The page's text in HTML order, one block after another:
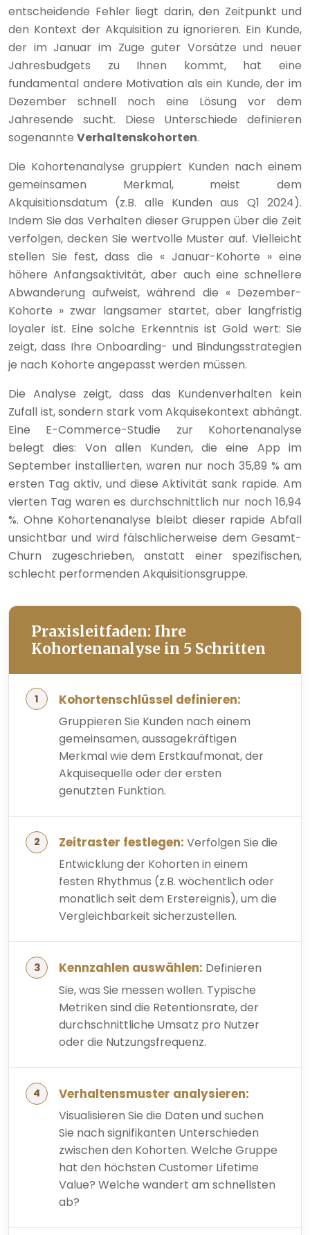
entscheidende Fehler liegt darin, den Zeitpunkt und
den Kontext der Akquisition zu ignorieren. Ein Kunde,
der im Januar im Zuge guter Vorsätze und neuer
Jahresbudgets zu Ihnen kommt, hat eine
fundamental andere Motivation als ein Kunde, der im
Dezember schnell noch eine Lösung vor dem
Jahresende sucht. Diese Unterschiede definieren
sogenannte Verhaltenskohorten.
Die Kohortenanalyse gruppiert Kunden nach einem
gemeinsamen Merkmal, meist dem
Akquisitionsdatum (z.B. alle Kunden aus Q1 2024).
Indem Sie das Verhalten dieser Gruppen über die Zeit
verfolgen, decken Sie wertvolle Muster auf. Vielleicht
stellen Sie fest, dass die « Januar-Kohorte » eine
höhere Anfangsaktivität, aber auch eine schnellere
Abwanderung aufweist, während die « Dezember-
Kohorte » zwar langsamer startet, aber langfristig
loyaler ist. Eine solche Erkenntnis ist Gold wert: Sie
zeigt, dass Ihre Onboarding- und Bindungsstrategien
je nach Kohorte angepasst werden müssen.
Die Analyse zeigt, dass das Kundenverhalten kein
Zufall ist, sondern stark vom Akquisekontext abhängt.
Eine E-Commerce-Studie zur Kohortenanalyse
belegt dies: Von allen Kunden, die eine App im
September installierten, waren nur noch 35,89 % am
ersten Tag aktiv, und diese Aktivität sank rapide. Am
vierten Tag waren es durchschnittlich nur noch 16,94
%. Ohne Kohortenanalyse bleibt dieser rapide Abfall
unsichtbar und wird fälschlicherweise dem Gesamt-
Churn zugeschrieben, anstatt einer spezifischen,
schlecht performenden Akquisitionsgruppe.
Praxisleitfaden: Ihre
Kohortenanalyse in 5 Schritten
Kohortenschlüssel definieren:
Gruppieren Sie Kunden nach einem
gemeinsamen, aussagekräftigen
Merkmal wie dem Erstkaufmonat, der
Akquisequelle oder der ersten
genutzten Funktion.
Zeitraster festlegen: Verfolgen Sie die
Entwicklung der Kohorten in einem
festen Rhythmus (z.B. wöchentlich oder
monatlich seit dem Erstereignis), um die
Vergleichbarkeit sicherzustellen.
Kennzahlen auswählen: Definieren
Sie, was Sie messen wollen. Typische
Metriken sind die Retentionsrate, der
durchschnittliche Umsatz pro Nutzer
oder die Nutzungsfrequenz.
Verhaltensmuster analysieren:
Visualisieren Sie die Daten und suchen
Sie nach signifikanten Unterschieden
zwischen den Kohorten. Welche Gruppe
hat den höchsten Customer Lifetime
Value? Welche wandert am schnellsten
ab?